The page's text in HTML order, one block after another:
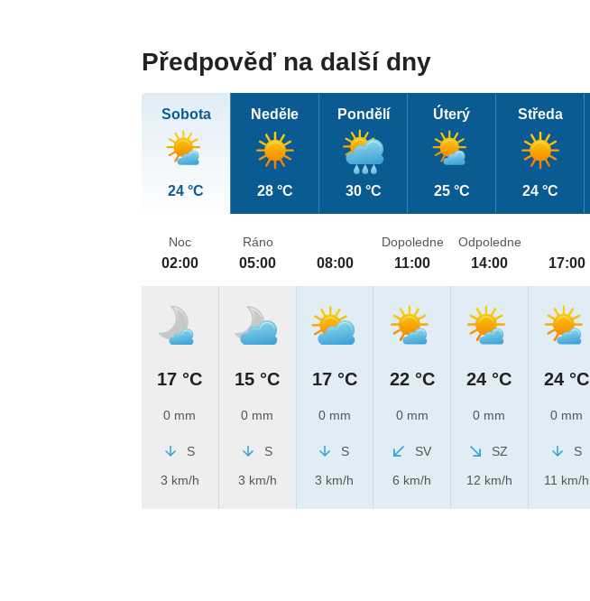
Předpověď na další dny
Sobota
24 °C
Neděle
28 °C
Pondělí
30 °C
Úterý
25 °C
Středa
24 °C
Noc
02:00
17 °C
0 mm
S
3 km/h
Ráno
05:00
15 °C
0 mm
S
3 km/h
08:00
17 °C
0 mm
S
3 km/h
Dopoledne
11:00
22 °C
0 mm
SV
6 km/h
Odpoledne
14:00
24 °C
0 mm
SZ
12 km/h
17:00
24 °C
0 mm
S
11 km/h